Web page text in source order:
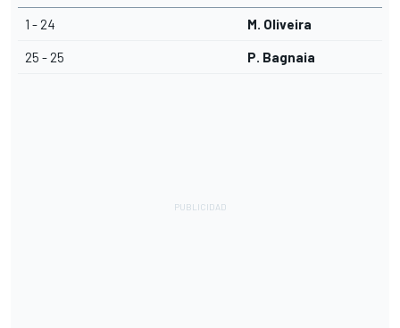
1 - 24 M. Oliveira
25 - 25 P. Bagnaia